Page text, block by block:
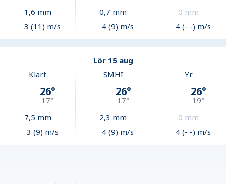
1,6 mm
3 (11) m/s
0,7 mm
4 (9) m/s
0 mm
4 (- -) m/s
Lör 15 aug
Klart
26°
17°
7,5 mm
3 (9) m/s
SMHI
26°
17°
2,3 mm
4 (9) m/s
Yr
26°
19°
0 mm
4 (- -) m/s